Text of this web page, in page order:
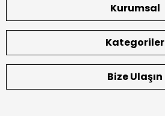
Kurumsal
Kategoriler
Bize Ulaşın